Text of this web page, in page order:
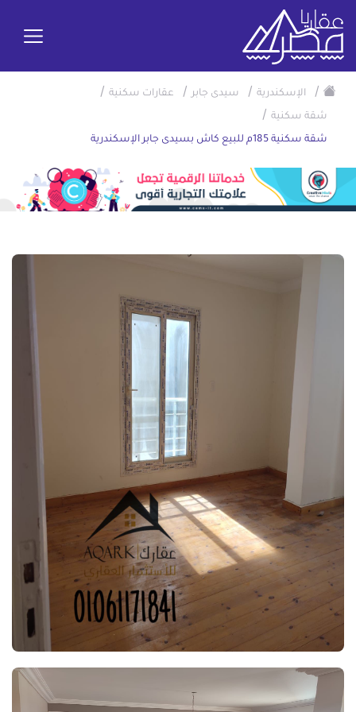
/ الإسكندرية / سيدى جابر / عقارات سكنية /
شقة سكنية /
شقة سكنية 185م للبيع كاش بسيدى جابر الإسكندرية